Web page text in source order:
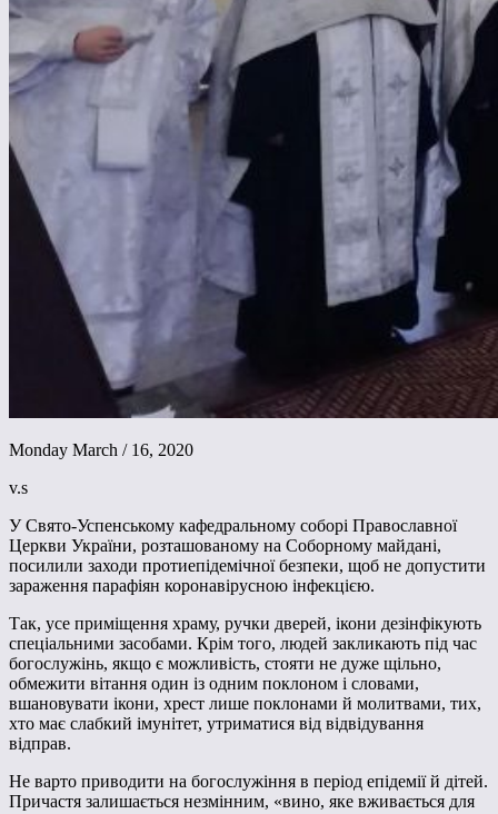
Monday March / 16, 2020
v.s
У Свято-Успенському кафедральному соборі Православної
Церкви України, розташованому на Соборному майдані,
посилили заходи протиепідемічної безпеки, щоб не допустити
зараження парафіян коронавірусною інфекцією.
Так, усе приміщення храму, ручки дверей, ікони дезінфікують
спеціальними засобами. Крім того, людей закликають під час
богослужінь, якщо є можливість, стояти не дуже щільно,
обмежити вітання один із одним поклоном і словами,
вшановувати ікони, хрест лише поклонами й молитвами, тих,
хто має слабкий імунітет, утриматися від відвідування
відправ.
Не варто приводити на богослужіння в період епідемії й дітей.
Причастя залишається незмінним, «вино, яке вживається для